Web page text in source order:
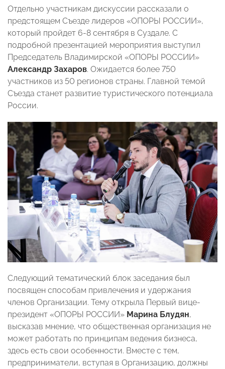
Отдельно участникам дискуссии рассказали о
предстоящем Съезде лидеров «ОПОРЫ РОССИИ»,
который пройдет 6-8 сентября в Суздале. С
подробной презентацией мероприятия выступил
Председатель Владимирской «ОПОРЫ РОССИИ»
Александр Захаров. Ожидается более 750
участников из 50 регионов страны. Главной темой
Съезда станет развитие туристического потенциала
России.
Следующий тематический блок заседания был
посвящен способам привлечения и удержания
членов Организации. Тему открыла Первый вице-
президент «ОПОРЫ РОССИИ» Марина Блудян,
высказав мнение, что общественная организация не
может работать по принципам ведения бизнеса,
здесь есть свои особенности. Вместе с тем,
предприниматели, вступая в Организацию, должны